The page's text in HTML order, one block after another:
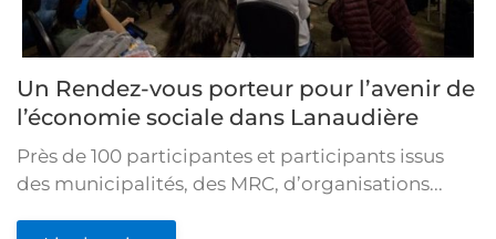
Un Rendez-vous porteur pour l’avenir de
l’économie sociale dans Lanaudière
Près de 100 participantes et participants issus
des municipalités, des MRC, d’organisations...